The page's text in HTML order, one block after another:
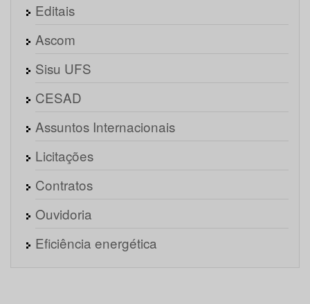
Editais
Ascom
Sisu UFS
CESAD
Assuntos Internacionais
Licitações
Contratos
Ouvidoria
Eficiência energética